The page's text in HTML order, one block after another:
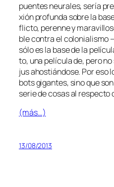
puen­tes neu­ra­les, se­ría
xión pro­fun­da so­bre la
flic­to, pe­ren­ne y
ble con­tra el co­lo­nia­lis­mo
só­lo es la ba­se de la
to, una pe­lí­cu­la de, pe­ro
jusahos­tián­do­se. Por eso
bots gi­gan­tes, sino que
se­rie de co­sas al res­pec­to
(más…)
13/08/2013